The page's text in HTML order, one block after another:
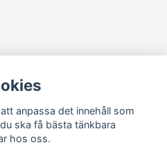
anpassa det innehåll som
ska få bästa tänkbara
hos oss.